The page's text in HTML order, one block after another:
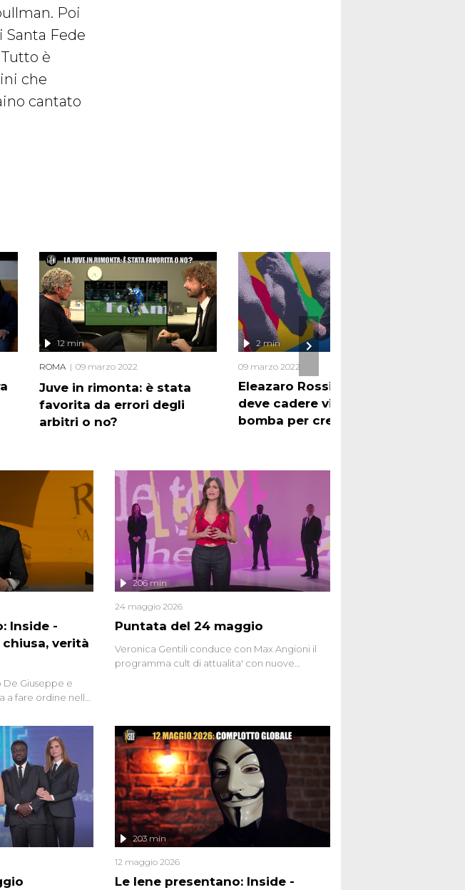
Poi
Santa Fede
è
che
cantato
Juve in rimonta: è stata
favorita da errori degli
arbitri o no?
12 min
ROMA 09 marzo 2022
Eleazaro Rossi: "Quanto vi
deve cadere vicino una
bomba per crederci?"
2 min
09 marzo 2022
Inside -
verità
De Giuseppe e
a fare ordine nella
a una delle
degli ultimi
la vicenda
errori, dettagli
un'indagine che
Puntata del 24 maggio
206 min
24 maggio 2026
Veronica Gentili conduce con Max Angioni il
programma cult di attualita' con nuove
Le Iene presentano: Inside -
203 min
12 maggio 2026